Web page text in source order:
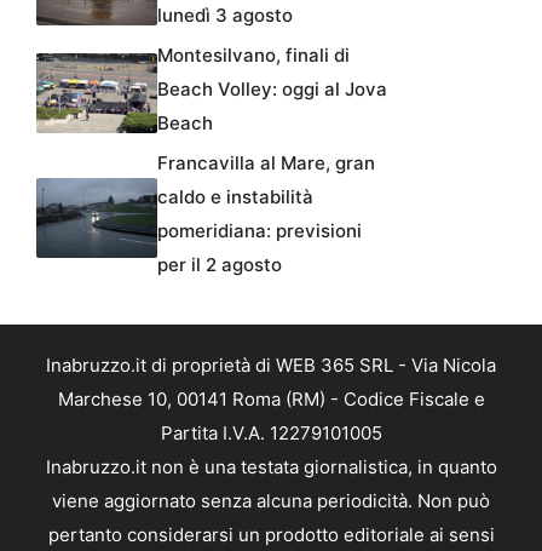
lunedì 3 agosto
Montesilvano, finali di
Beach Volley: oggi al Jova
Beach
Francavilla al Mare, gran
caldo e instabilità
pomeridiana: previsioni
per il 2 agosto
Inabruzzo.it di proprietà di WEB 365 SRL - Via Nicola
Marchese 10, 00141 Roma (RM) - Codice Fiscale e
Partita I.V.A. 12279101005
Inabruzzo.it non è una testata giornalistica, in quanto
viene aggiornato senza alcuna periodicità. Non può
pertanto considerarsi un prodotto editoriale ai sensi